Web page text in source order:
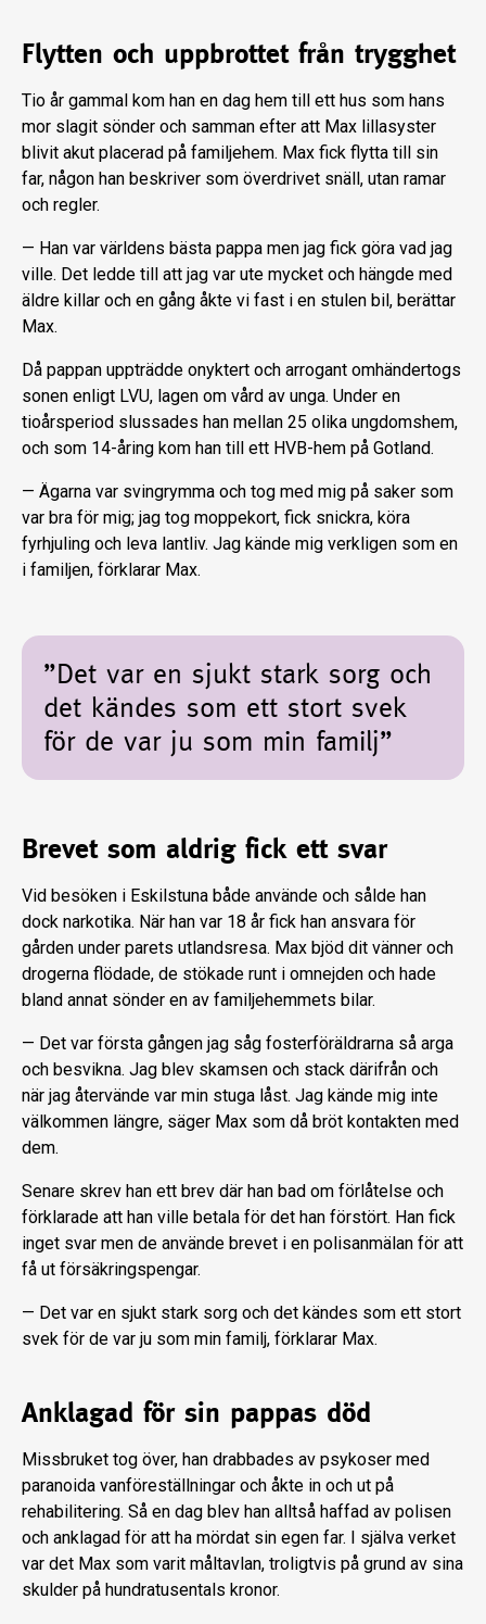
Flytten och uppbrottet från trygghet
Tio år gammal kom han en dag hem till ett hus som hans
mor slagit sönder och samman efter att Max lillasyster
blivit akut placerad på familjehem. Max fick flytta till sin
far, någon han beskriver som överdrivet snäll, utan ramar
och regler.
— Han var världens bästa pappa men jag fick göra vad jag
ville. Det ledde till att jag var ute mycket och hängde med
äldre killar och en gång åkte vi fast i en stulen bil, berättar
Max.
Då pappan uppträdde onyktert och arrogant omhändertogs
sonen enligt LVU, lagen om vård av unga. Under en
tioårsperiod slussades han mellan 25 olika ungdomshem,
och som 14-åring kom han till ett HVB-hem på Gotland.
— Ägarna var svingrymma och tog med mig på saker som
var bra för mig; jag tog moppekort, fick snickra, köra
fyrhjuling och leva lantliv. Jag kände mig verkligen som en
i familjen, förklarar Max.
”Det var en sjukt stark sorg och
det kändes som ett stort svek
för de var ju som min familj”
Brevet som aldrig fick ett svar
Vid besöken i Eskilstuna både använde och sålde han
dock narkotika. När han var 18 år fick han ansvara för
gården under parets utlandsresa. Max bjöd dit vänner och
drogerna flödade, de stökade runt i omnejden och hade
bland annat sönder en av familjehemmets bilar.
— Det var första gången jag såg fosterföräldrarna så arga
och besvikna. Jag blev skamsen och stack därifrån och
när jag återvände var min stuga låst. Jag kände mig inte
välkommen längre, säger Max som då bröt kontakten med
dem.
Senare skrev han ett brev där han bad om förlåtelse och
förklarade att han ville betala för det han förstört. Han fick
inget svar men de använde brevet i en polisanmälan för att
få ut försäkringspengar.
— Det var en sjukt stark sorg och det kändes som ett stort
svek för de var ju som min familj, förklarar Max.
Anklagad för sin pappas död
Missbruket tog över, han drabbades av psykoser med
paranoida vanföreställningar och åkte in och ut på
rehabilitering. Så en dag blev han alltså haffad av polisen
och anklagad för att ha mördat sin egen far. I själva verket
var det Max som varit måltavlan, troligtvis på grund av sina
skulder på hundratusentals kronor.